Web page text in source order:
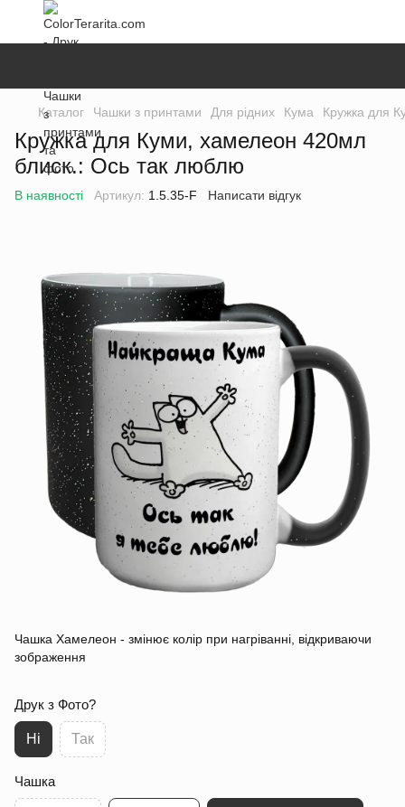
Каталог Чашки з принтами Для рідних Кума Кружка для
Кружка для Куми, хамелеон 420мл
блиск.: Ось так люблю
В наявності Артикул: 1.5.35-F Написати відгук
Чашка Хамелеон - змінює колір при нагріванні, відкриваючи
зображення
Друк з Фото?
Ні Так
Чашка